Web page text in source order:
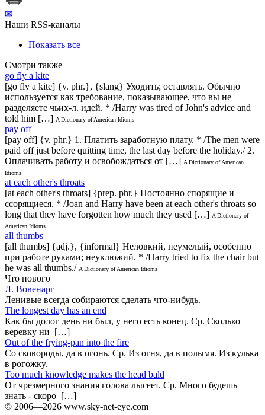
✉
Наши RSS-каналы
Показать все
Смотри также
go fly a kite
[go fly a kite] {v. phr.}, {slang} Уходить; оставлять. Обычно
используется как требование, показывающее, что вы не
разделяете чьих-л. идей. * /Harry was tired of John's advice and
told him […] A Dictionary of American Idioms
pay off
[pay off] {v. phr.} 1. Платить заработную плату. * /The men were
paid off just before quitting time, the last day before the holiday./ 2.
Оплачивать работу и освобождаться от […] A Dictionary of American
Idioms
at each other's throats
[at each other's throats] {prep. phr.} Постоянно спорящие и
ссорящиеся. * /Joan and Harry have been at each other's throats so
long that they have forgotten how much they used […] A Dictionary of
American Idioms
all thumbs
[all thumbs] {adj.}, {informal} Неловкий, неумелый, особенно
при работе руками; неуклюжий. * /Harry tried to fix the chair but
he was all thumbs./ A Dictionary of American Idioms
Что нового
Л. Вовенарг
Ленивые всегда собираются сделать что-нибудь.
The longest day has an end
Как бы долог день ни был, у него есть конец. Ср. Сколько
веревку ни […]
Out of the frying-pan into the fire
Co сковороды, да в огонь. Ср. Из огня, да в полымя. Из кулька
в рогожку.
Too much knowledge makes the head bald
От чрезмерного знания голова лысеет. Ср. Много будешь
знать - скоро […]
© 2006—2026 www.sky-net-eye.com